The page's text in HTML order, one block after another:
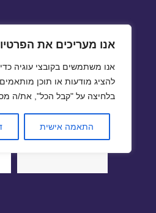
אנו מעריכים את
אנו משתמשים בקובצי עוגיה
להציג מודעות או תוכן
בלחיצה על "קבל הכל", את/ה
התאמה אישית
טיסה זולה | טיסות זולות
חיפוש